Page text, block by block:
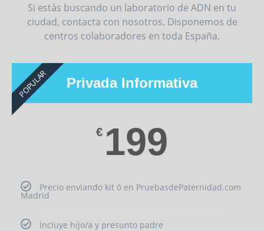
Si estás buscando un laboratorio de ADN en tu
ciudad, contacta con nosotros. Disponemos de
centros colaboradores en toda España.
Privada Informativa
€ 199
Precio enviando kit ó en PruebasdePaternidad.com
Madrid
Incluye hijo/a y presunto padre
POPULAR